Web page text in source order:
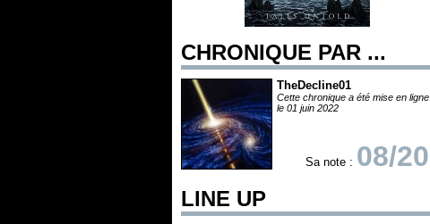
CHRONIQUE PAR ...
TheDecline01
Cette chronique a été mise en ligne
le 01 juin 2022
Sa note : 08/20
LINE UP